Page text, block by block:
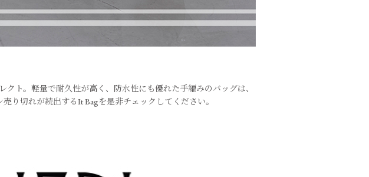
ト。軽量で耐久性が高く、 防水性にも優れた手編みのバッグは、
り切れが続出するIt Bagを是非チェックしてください。